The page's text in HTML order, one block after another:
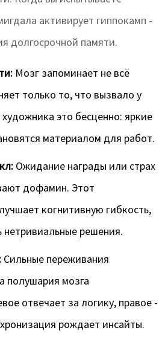
активирует гиппокамп -
долгосрочной памяти.
Мозг запоминает не всё
только то, что вызвало у
это бесценно: яркие
материалом для работ.
Ожидание награды или страх
дофамин. Этот
когнитивную гибкость,
нетривиальные решения.
Сильные переживания
полушария мозга
отвечает за логику, правое -
рождает инсайты.